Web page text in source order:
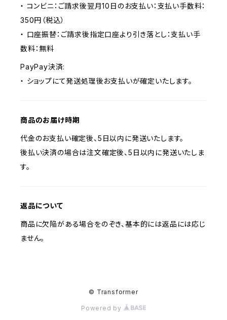
・ コンビニ：ご請求後翌月10日のお支払い：支払い手数料：
350円（税込）
・ 口座振替：ご請求後指定口座より引き落とし：支払い手
数料：無料
PayPay決済:
・ ショップにて発送処理後お支払いが確定いたします。
商品のお届け時期
代金のお支払い確定後、5日以内に発送いたします。
後払い決済の場合は注文確定後、5日以内に発送いたしま
す。
返品について
商品に欠陥がある場合をのぞき、基本的には返品には応じ
ません。
© Transformer
Powered by